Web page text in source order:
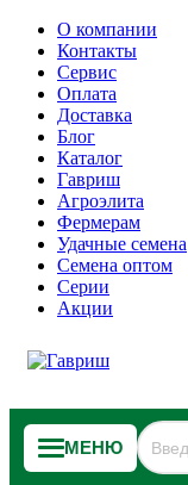
О компании
Контакты
Сервис
Оплата
Доставка
Блог
Каталог
Гавриш
Агроэлита
Фермерам
Удачные семена
Семена оптом
Серии
Акции
МЕНЮ